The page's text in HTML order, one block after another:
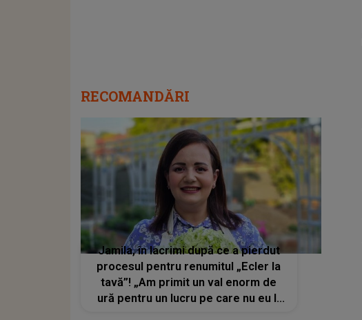
RECOMANDĂRI
Jamila, în lacrimi după ce a pierdut
procesul pentru renumitul „Ecler la
tavă”! „Am primit un val enorm de
ură pentru un lucru pe care nu eu l-